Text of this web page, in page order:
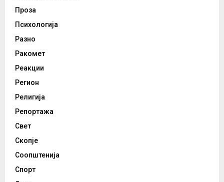
Проза
Психологија
Разно
Ракомет
Реакции
Регион
Религија
Репортажа
Свет
Скопје
Соопштенија
Спорт